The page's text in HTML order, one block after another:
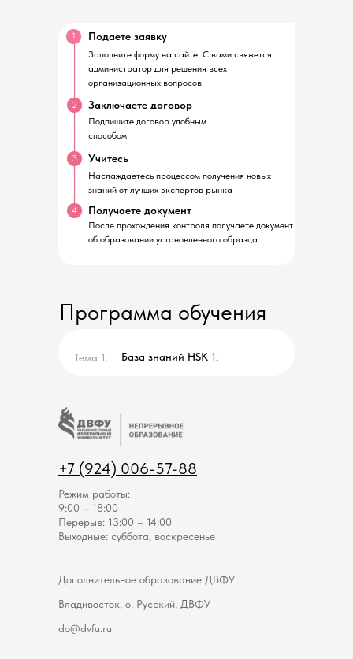
Заключаете договор
Подпишите договор удобным
способом
2
Учитесь
Наслаждаетесь процессом получения новых
знаний от лучших экспертов рынка
3
Подаете заявку
Заполните форму на сайте. С вами свяжется
администратор для решения всех
организационных вопросов
1
Получаете документ
После прохождения контроля получаете документ
об образовании установленного образца
4
Программа обучения
Тема 1. База знаний HSK 1.
+7 (924) 006-57-88
Режим работы:
9:00 – 18:00
Перерыв: 13:00 – 14:00
Выходные: суббота, воскресенье
Дополнительное образование ДВФУ
Владивосток, о. Русский, ДВФУ
do@dvfu.ru